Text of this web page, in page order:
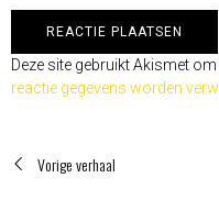
Deze site gebruikt Akismet
reactie gegevens worden
Vorige verhaal